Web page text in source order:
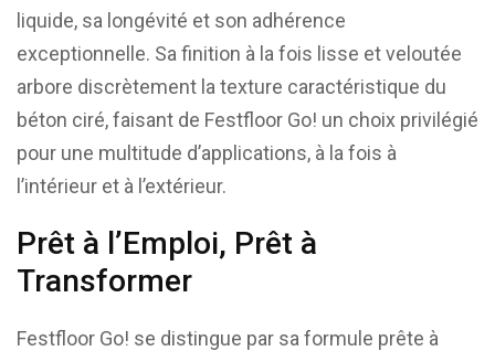
liquide, sa longévité et son adhérence
exceptionnelle. Sa finition à la fois lisse et veloutée
arbore discrètement la texture caractéristique du
béton ciré, faisant de Festfloor Go! un choix privilégié
pour une multitude d’applications, à la fois à
l’intérieur et à l’extérieur.
Prêt à l’Emploi, Prêt à
Transformer
Festfloor Go! se distingue par sa formule prête à